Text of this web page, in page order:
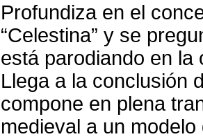
Profundiza en el
“Celestina” y se
está parodiando en
Llega a la conclusión
compone en plena
medieval a un